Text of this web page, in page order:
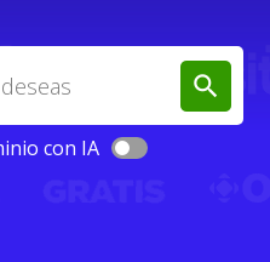
search
con IA